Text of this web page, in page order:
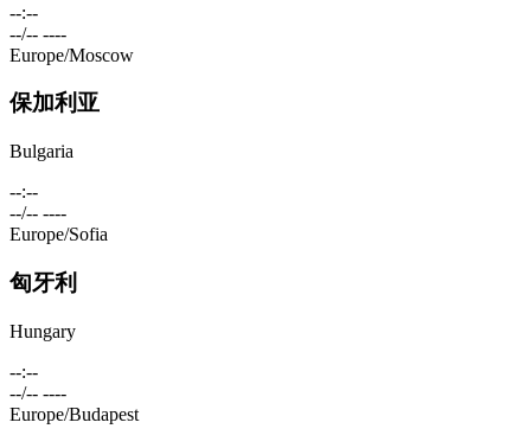
--:--
--/-- ----
Europe/Moscow
保加利亚
Bulgaria
--:--
--/-- ----
Europe/Sofia
匈牙利
Hungary
--:--
--/-- ----
Europe/Budapest